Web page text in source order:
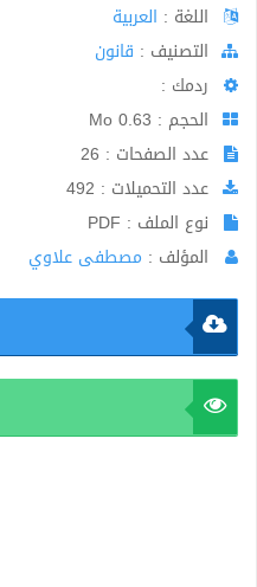
اللغة : العربية
اﻟﺘﺼﻨﻴﻒ : قانون
ردمك :
الحجم : 0.63 Mo
عدد الصفحات : 26
عدد التحميلات : 492
نوع الملف : PDF
المؤلف : مصطفى علاوي